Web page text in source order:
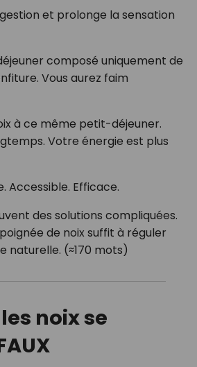
et prolonge la sensation
composé uniquement de
Vous aurez faim
à ce même petit-déjeuner.
Votre énergie est plus
Accessible. Efficace.
des solutions compliquées.
de noix suffit à réguler
naturelle. (≈170 mots)
noix se